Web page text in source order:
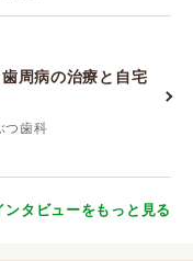
周病の治療と自宅
つ歯科
ンタビューをもっと見る